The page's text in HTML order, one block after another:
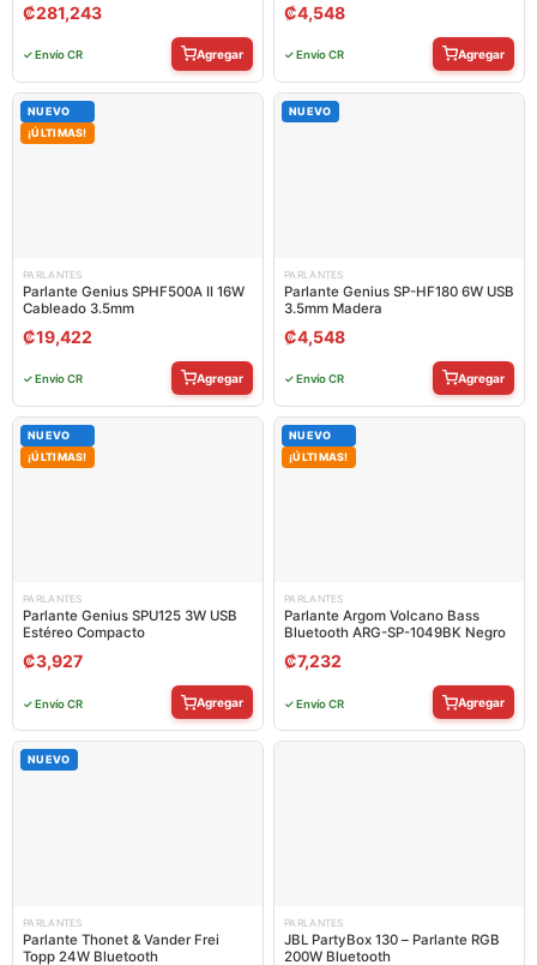
JBLPBSTAGE320AM
₡281,243
✓ Envío CR Agregar
₡4,548
✓ Envío CR Agregar
NUEVO
¡ÚLTIMAS!
PARLANTES
Parlante Genius SPHF500A II 16W
Cableado 3.5mm
₡19,422
✓ Envío CR Agregar
NUEVO
PARLANTES
Parlante Genius SP-HF180 6W USB
3.5mm Madera
₡4,548
✓ Envío CR Agregar
NUEVO
¡ÚLTIMAS!
PARLANTES
Parlante Genius SPU125 3W USB
Estéreo Compacto
₡3,927
✓ Envío CR Agregar
NUEVO
¡ÚLTIMAS!
PARLANTES
Parlante Argom Volcano Bass
Bluetooth ARG-SP-1049BK Negro
₡7,232
✓ Envío CR Agregar
NUEVO
PARLANTES
Parlante Thonet & Vander Frei
Topp 24W Bluetooth
PARLANTES
JBL PartyBox 130 – Parlante RGB
200W Bluetooth